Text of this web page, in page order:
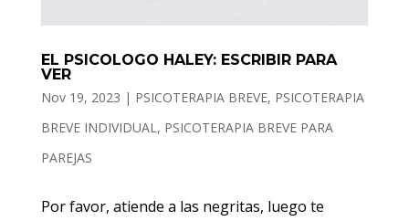
EL PSICOLOGO HALEY: ESCRIBIR PARA
VER
Nov 19, 2023 | PSICOTERAPIA BREVE, PSICOTERAPIA
BREVE INDIVIDUAL , PSICOTERAPIA BREVE PARA
PAREJAS
Por favor, atiende a las negritas, luego te